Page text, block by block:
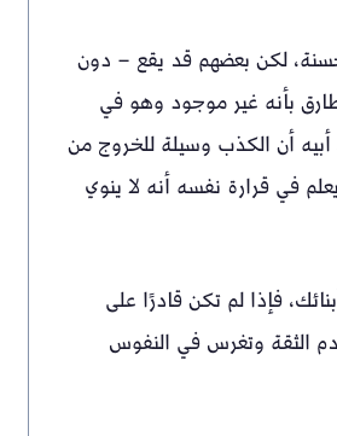
لكن بعضهم قد يقع – دون
بأنه غير موجود وهو في
أن الكذب وسيلة للخروج من
في قرارة نفسه أنه لا ينوي
فإذا لم تكن قادرًا على
الثقة وتغرس في النفوس